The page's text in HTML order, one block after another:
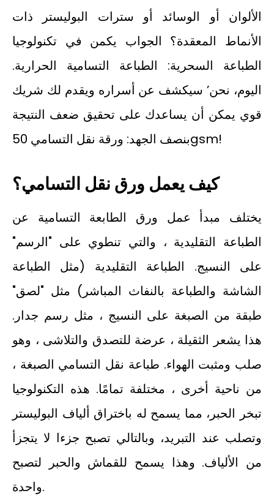
الألوان أو الوسائد أو سترات البوليستر ذات
الأنماط المعقدة؟ الجواب يكمن في تكنولوجيا
الطباعة السحرية: الطباعة التسامية الحرارية.
اليوم، نحن’ سيكشف عن أسراره ويقدم لك شريك
قوي يمكن أن يساعدك على تحقيق ضعف النتيجة
بنصف الجهد: ورقة نقل التسامي 50gsm!
كيف يعمل ورق نقل التسامي؟
يختلف مبدأ عمل ورق الطابعة التسامية عن
الطباعة التقليدية ، والتي تنطوي على "الرسم"
على النسيج. الطباعة التقليدية (مثل الطباعة
الشاشة والطباعة بالنفاث المباشر) مثل "لصق"
طبقة من الصبغة على النسيج ، مثل رسم جدار.
هذا يشعر الثقيلة ، عرضة للتصدق والتلاشى ، وهو
صلب ومثبت الهواء. طباعة نقل التسامي الصبغة ،
من ناحية أخرى ، مختلفة تمامًا. هذه التكنولوجيا
تبخر الحبر، مما يسمح له باختراق ألياف البوليستر
وتصلب عند التبريد، وبالتالي تصبح جزءا لا يتجزأ
من الألياف. وهذا يسمح للقماش والحبر لتصبح
واحدة.